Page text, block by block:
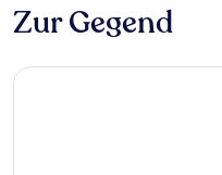
Zur Gegend